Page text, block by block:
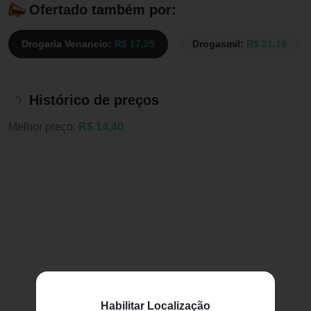
Habilitar Localização
Ofertado também por:
Drogaria Venancio: R$ 17,25 Drogasmil: R$ 21,19
Histórico de preços
Melhor preço: R$ 14,40